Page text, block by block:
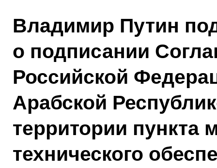
Владимир Путин
о подписании
Российской
Арабской
территории пункта
технического